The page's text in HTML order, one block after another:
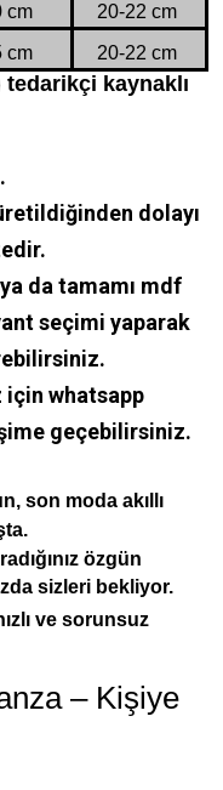
cm
20-22 cm
cm 20-22 cm
kaynaklı
dolayı
da tamamı mdf
seçimi yaparak
için whatsapp
geçebilirsiniz.
son moda akıllı
özgün
sizleri bekliyor.
ve sorunsuz
– Kişiye